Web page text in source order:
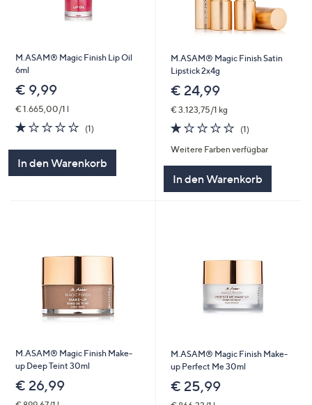
M.ASAM® Magic Finish Lip Oil
6ml
€ 9,99
€ 1.665,00/1 l
1.0
von
5
(1)1
In den Warenkorb
M.ASAM® Magic Finish Satin
Lipstick 2x4g
€ 24,99
€ 3.123,75/1 kg
1.0
von
5
(1)1
Weitere Farben verfügbar
In den Warenkorb
M.ASAM® Magic Finish Make-
up Deep Teint 30ml
€ 26,99
M.ASAM® Magic Finish Make-
up Perfect Me 30ml
€ 25,99